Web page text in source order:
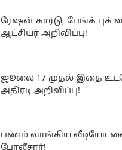
ரேஷன் கார்டு, பேங்க் புக்
ஆட்சியர் அறிவிப்பு!
ஜூலை 17 முதல் இதை
அதிரடி அறிவிப்பு!
பணம் வாங்கிய வீடியோ